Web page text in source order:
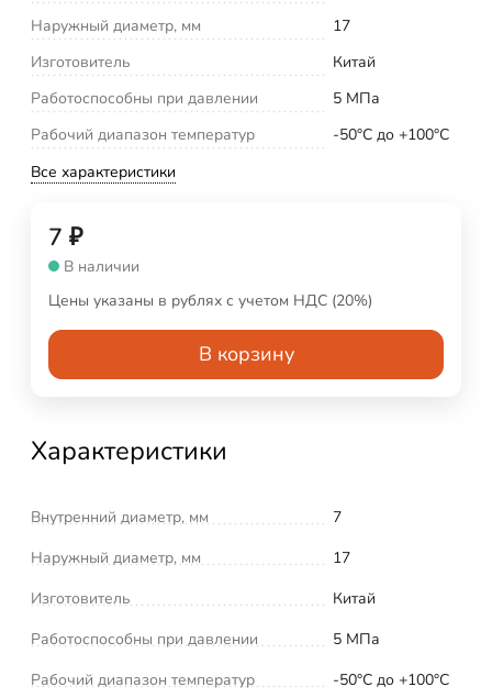
Наружный диаметр, мм
17
Изготовитель
Китай
Работоспособны при давлении
5 МПа
Рабочий диапазон температур
-50°С до +100°С
Все характеристики
7 ₽
В наличии
Цены указаны в рублях с учетом НДС (20%)
В корзину
Характеристики
Внутренний диаметр, мм
7
Наружный диаметр, мм
17
Изготовитель
Китай
Работоспособны при давлении
5 МПа
Рабочий диапазон температур
-50°С до +100°С